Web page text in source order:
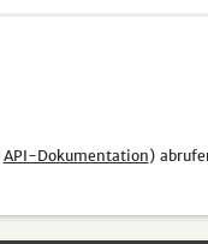
API-Dokumentation)